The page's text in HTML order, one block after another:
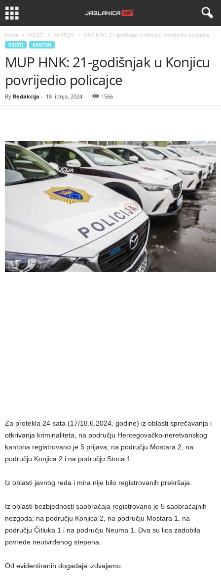
Home VIJESTI KANTON MUP HNK: 21-godišnjak u Konjicu povrijedio policajce
VIJESTI KANTON
MUP HNK: 21-godišnjak u Konjicu
povrijedio policajce
By Redakcija - 18 lipnja, 2024 1566
Za protekla 24 sata (17/18.6.2024. godine) iz oblasti sprečavanja i
otkrivanja kriminaliteta, na području Hercegovačko-neretvanskog
kantona registrovano je 5 prijava; na području Mostara 2, na
području Konjica 2 i na području Stoca 1.
Iz oblasti javnog reda i mira nije bilo registrovanih prekršaja.
Iz oblasti bezbjednosti saobraćaja registrovano je 5 saobraćajnih
nezgoda; na području Konjica 2, na području Mostara 1, na
području Čitluka 1 i na području Neuma 1. Dva su lica zadobila
povrede neutvrđenog stepena.
Od evidentiranih događaja izdvajamo: